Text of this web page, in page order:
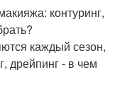
контуринг,
каждый сезон,
дрейпинг - в чем